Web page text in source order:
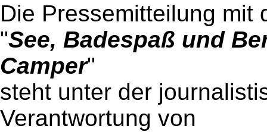
Die Pressemitteilung mit
"See, Badespaß und
Camper"
steht unter der
Verantwortung von